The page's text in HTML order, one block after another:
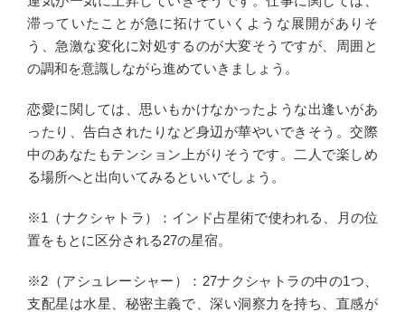
滞っていたことが急に拓けていくような展開がありそ
う、急激な変化に対処するのが大変そうですが、周囲と
の調和を意識しながら進めていきましょう。
恋愛に関しては、思いもかけなかったような出逢いがあ
ったり、告白されたりなど身辺が華やいできそう。交際
中のあなたもテンション上がりそうです。二人で楽しめ
る場所へと出向いてみるといいでしょう。
※1（ナクシャトラ）：インド占星術で使われる、月の位
置をもとに区分される27の星宿。
※2（アシュレーシャー）：27ナクシャトラの中の1つ、
支配星は水星、秘密主義で、深い洞察力を持ち、直感が